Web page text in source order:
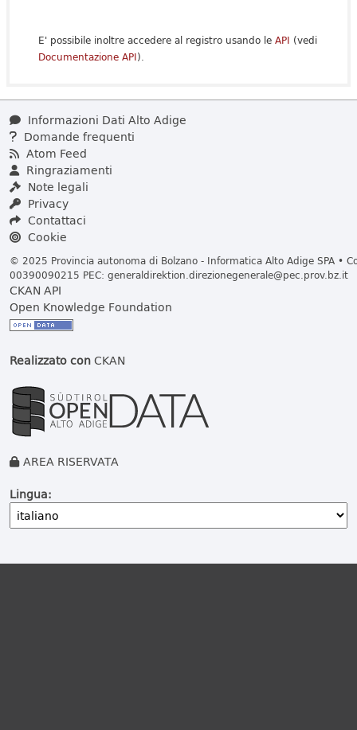
E' possibile inoltre accedere al registro usando le API (vedi
Documentazione API).
Informazioni Dati Alto Adige
Domande frequenti
Atom Feed
Ringraziamenti
Note legali
Privacy
Contattaci
Cookie
© 2025 Provincia autonoma di Bolzano - Informatica Alto Adige SPA •
00390090215 PEC: generaldirektion.direzionegenerale@pec.prov.bz.it
CKAN API
Open Knowledge Foundation
Realizzato conCKAN
AREA RISERVATA
Lingua